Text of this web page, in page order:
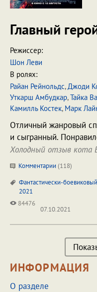
Главный
Режиссер:
Шон Леви
В ролях:
Райан Рейнольдс,Джоди
Уткарш Амбудкар,Тайка
Камилль Костек, Марк
Отличный жанровый
и сыгранный.
Холодный отзыв кота
Комментарии (118)
Фантастически-
2021
84476
07.10.2021
ИНФОРМАЦИЯ
О разделе